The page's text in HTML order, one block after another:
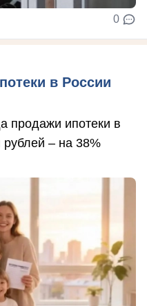
0
в России
продажи ипотеки в
рублей – на 38%